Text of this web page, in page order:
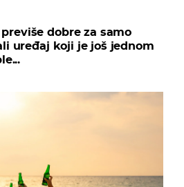
dobre za samo
uređaj koji je još jednom